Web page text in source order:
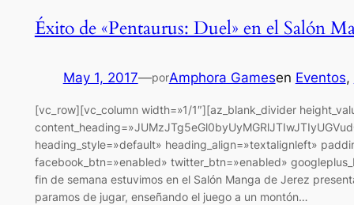
Éxito de «Pentaurus: Duel» en el Salón
May 1, 2017—porAmphora Gamesen Eventos,
[vc_row][vc_column width=»1/1″][az_blank_divider
heading_style=»default» heading_align=»textalignleft»
facebook_btn=»enabled» twitter_btn=»enabled»
fin de semana estuvimos en el Salón Manga de Jerez
paramos de jugar, enseñando el juego a un montón…